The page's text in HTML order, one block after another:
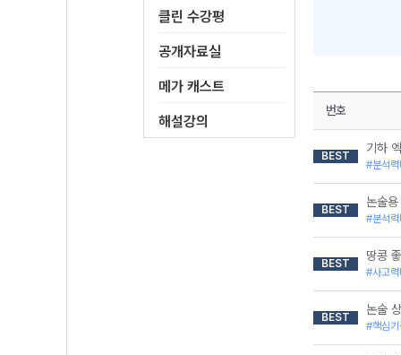
클린 수강평
공개자료실
메가 캐스트
해설강의
번호
BEST
기하
#분석
BEST
논술
#분석
BEST
땅콩
#사고
BEST
논술
#핵심